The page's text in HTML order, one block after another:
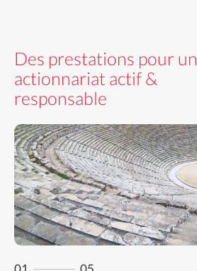
Des prestations pour un
actionnariat actif &
responsable